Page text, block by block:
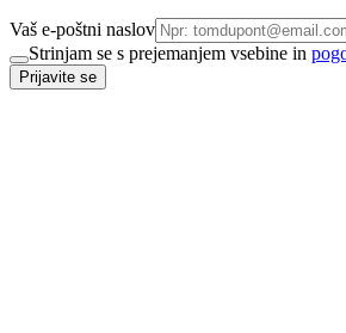
Vaš e-poštni naslov
Strinjam se s prejemanjem vsebine in
Prijavite se